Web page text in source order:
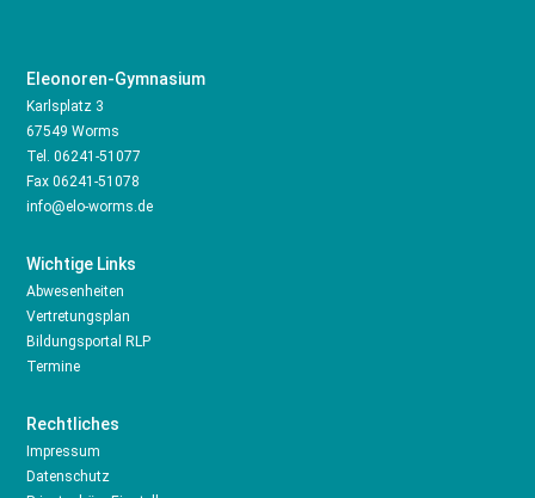
Eleonoren-Gymnasium
Karlsplatz 3
67549 Worms
Tel.06241-51077
Fax 06241-51078
info@elo-worms.de
Wichtige Links
Abwesenheiten
Vertretungsplan
Bildungsportal RLP
Termine
Rechtliches
Impressum
Datenschutz